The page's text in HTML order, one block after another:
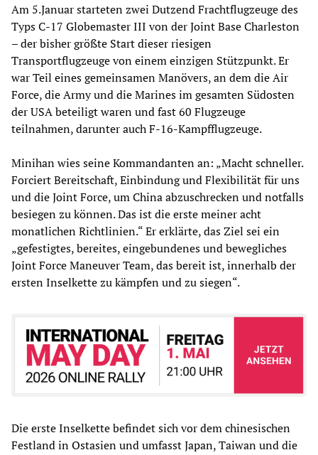
Am 5.Januar starteten zwei Dutzend Frachtflugzeuge des
Typs C-17 Globemaster III von der Joint Base Charleston
– der bisher größte Start dieser riesigen
Transportflugzeuge von einem einzigen Stützpunkt. Er
war Teil eines gemeinsamen Manövers, an dem die Air
Force, die Army und die Marines im gesamten Südosten
der USA beteiligt waren und fast 60 Flugzeuge
teilnahmen, darunter auch F-16-Kampfflugzeuge.
Minihan wies seine Kommandanten an: „Macht schneller.
Forciert Bereitschaft, Einbindung und Flexibilität für uns
und die Joint Force, um China abzuschrecken und notfalls
besiegen zu können. Das ist die erste meiner acht
monatlichen Richtlinien.“ Er erklärte, das Ziel sei ein
„gefestigtes, bereites, eingebundenes und bewegliches
Joint Force Maneuver Team, das bereit ist, innerhalb der
ersten Inselkette zu kämpfen und zu siegen“.
Die erste Inselkette befindet sich vor dem chinesischen
Festland in Ostasien und umfasst Japan, Taiwan und die